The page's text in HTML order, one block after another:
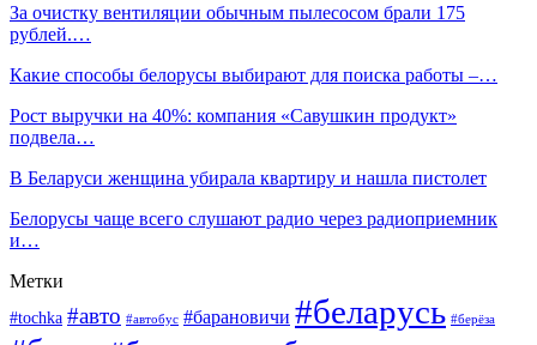
За очистку вентиляции обычным пылесосом брали 175
рублей.…
Какие способы белорусы выбирают для поиска работы –…
Рост выручки на 40%: компания «Савушкин продукт»
подвела…
В Беларуси женщина убирала квартиру и нашла пистолет
Белорусы чаще всего слушают радио через радиоприемник
и…
Метки
#tochka #авто #автобус #барановичи #беларусь #берёза